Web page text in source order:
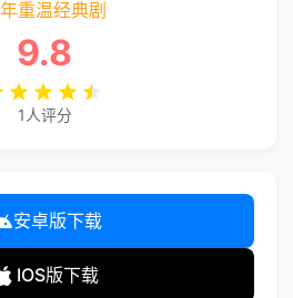
重温经典剧
9.8
1人评分
安卓版下载
IOS版下载